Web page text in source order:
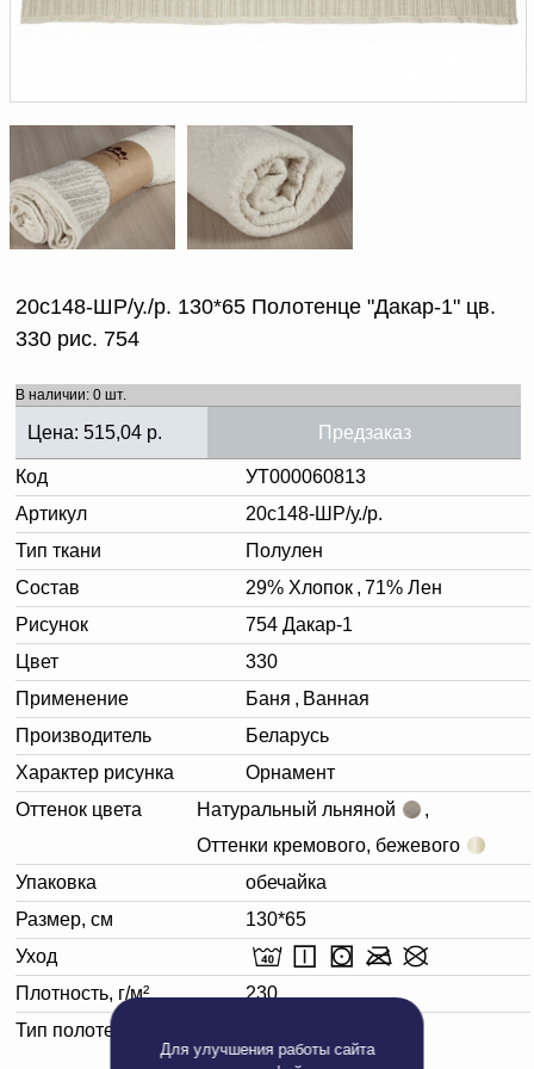
Для улучшения работы сайта
Доверенность на
Письмо руководителю
Вопросы и ответы
Новости | Статьи
20с148-ШР/у./р. 130*65 Полотенце "Дакар-1" цв.
330 рис. 754
В наличии: 0 шт.
Цена: 515,04 р. Предзаказ
Код
УТ000060813
Артикул
20с148-ШР/у./р.
Тип ткани
Полулен
Состав
29% Хлопок , 71% Лен
Рисунок
754 Дакар-1
Цвет
330
Применение
Баня , Ванная
Производитель
Беларусь
Характер рисунка
Орнамент
Оттенок цвета
Натуральный льняной
,
Оттенки кремового, бежевого
Упаковка
обечайка
Размер, см
130*65
Уход
Плотность, г/м²
230
Тип полотенца